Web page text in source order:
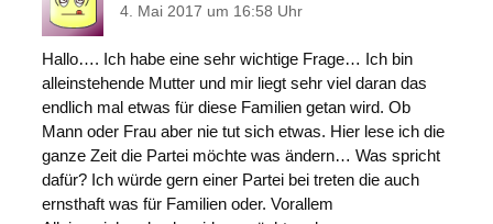
4. Mai 2017 um 16:58 Uhr
Hallo…. Ich habe eine sehr wichtige Frage… Ich bin
alleinstehende Mutter und mir liegt sehr viel daran das
endlich mal etwas für diese Familien getan wird. Ob
Mann oder Frau aber nie tut sich etwas. Hier lese ich die
ganze Zeit die Partei möchte was ändern… Was spricht
dafür? Ich würde gern einer Partei bei treten die auch
ernsthaft was für Familien oder. Vorallem